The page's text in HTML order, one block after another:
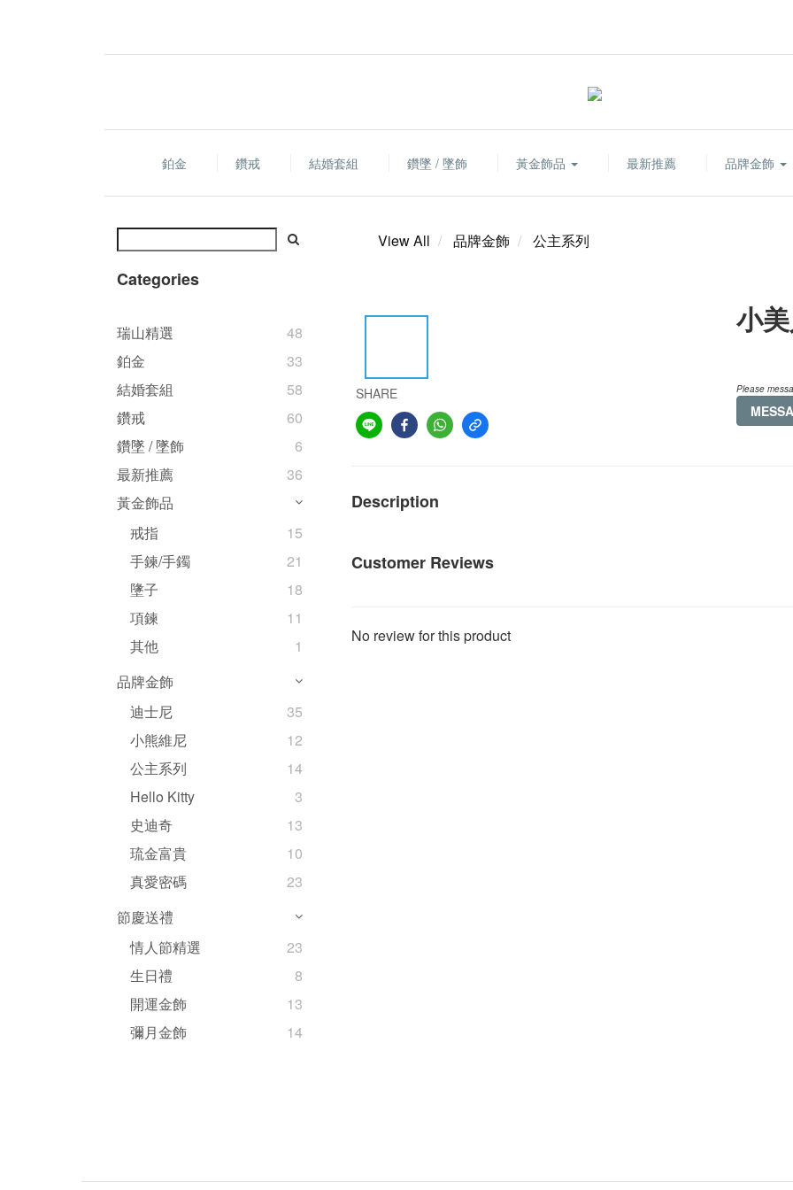
鉑金 鑽戒 結婚套組 鑽墜 / 墜飾 黃金飾品 最新推薦 品牌金飾
Categories
瑞山精選
48
鉑金
33
結婚套組
58
鑽戒
60
鑽墜 / 墜飾
6
最新推薦
36
黃金飾品
戒指
15
手鍊/手鐲
21
墬子
18
項鍊
11
其他
1
品牌金飾
迪士尼
35
小熊維尼
12
公主系列
14
Hello Kitty
3
史迪奇
13
琉金富貴
10
真愛密碼
23
節慶送禮
情人節精選
23
生日禮
8
開運金飾
13
彌月金飾
14
View All 品牌金飾 公主系列
SHARE
小
Please
Description
Customer Reviews
No review for this product